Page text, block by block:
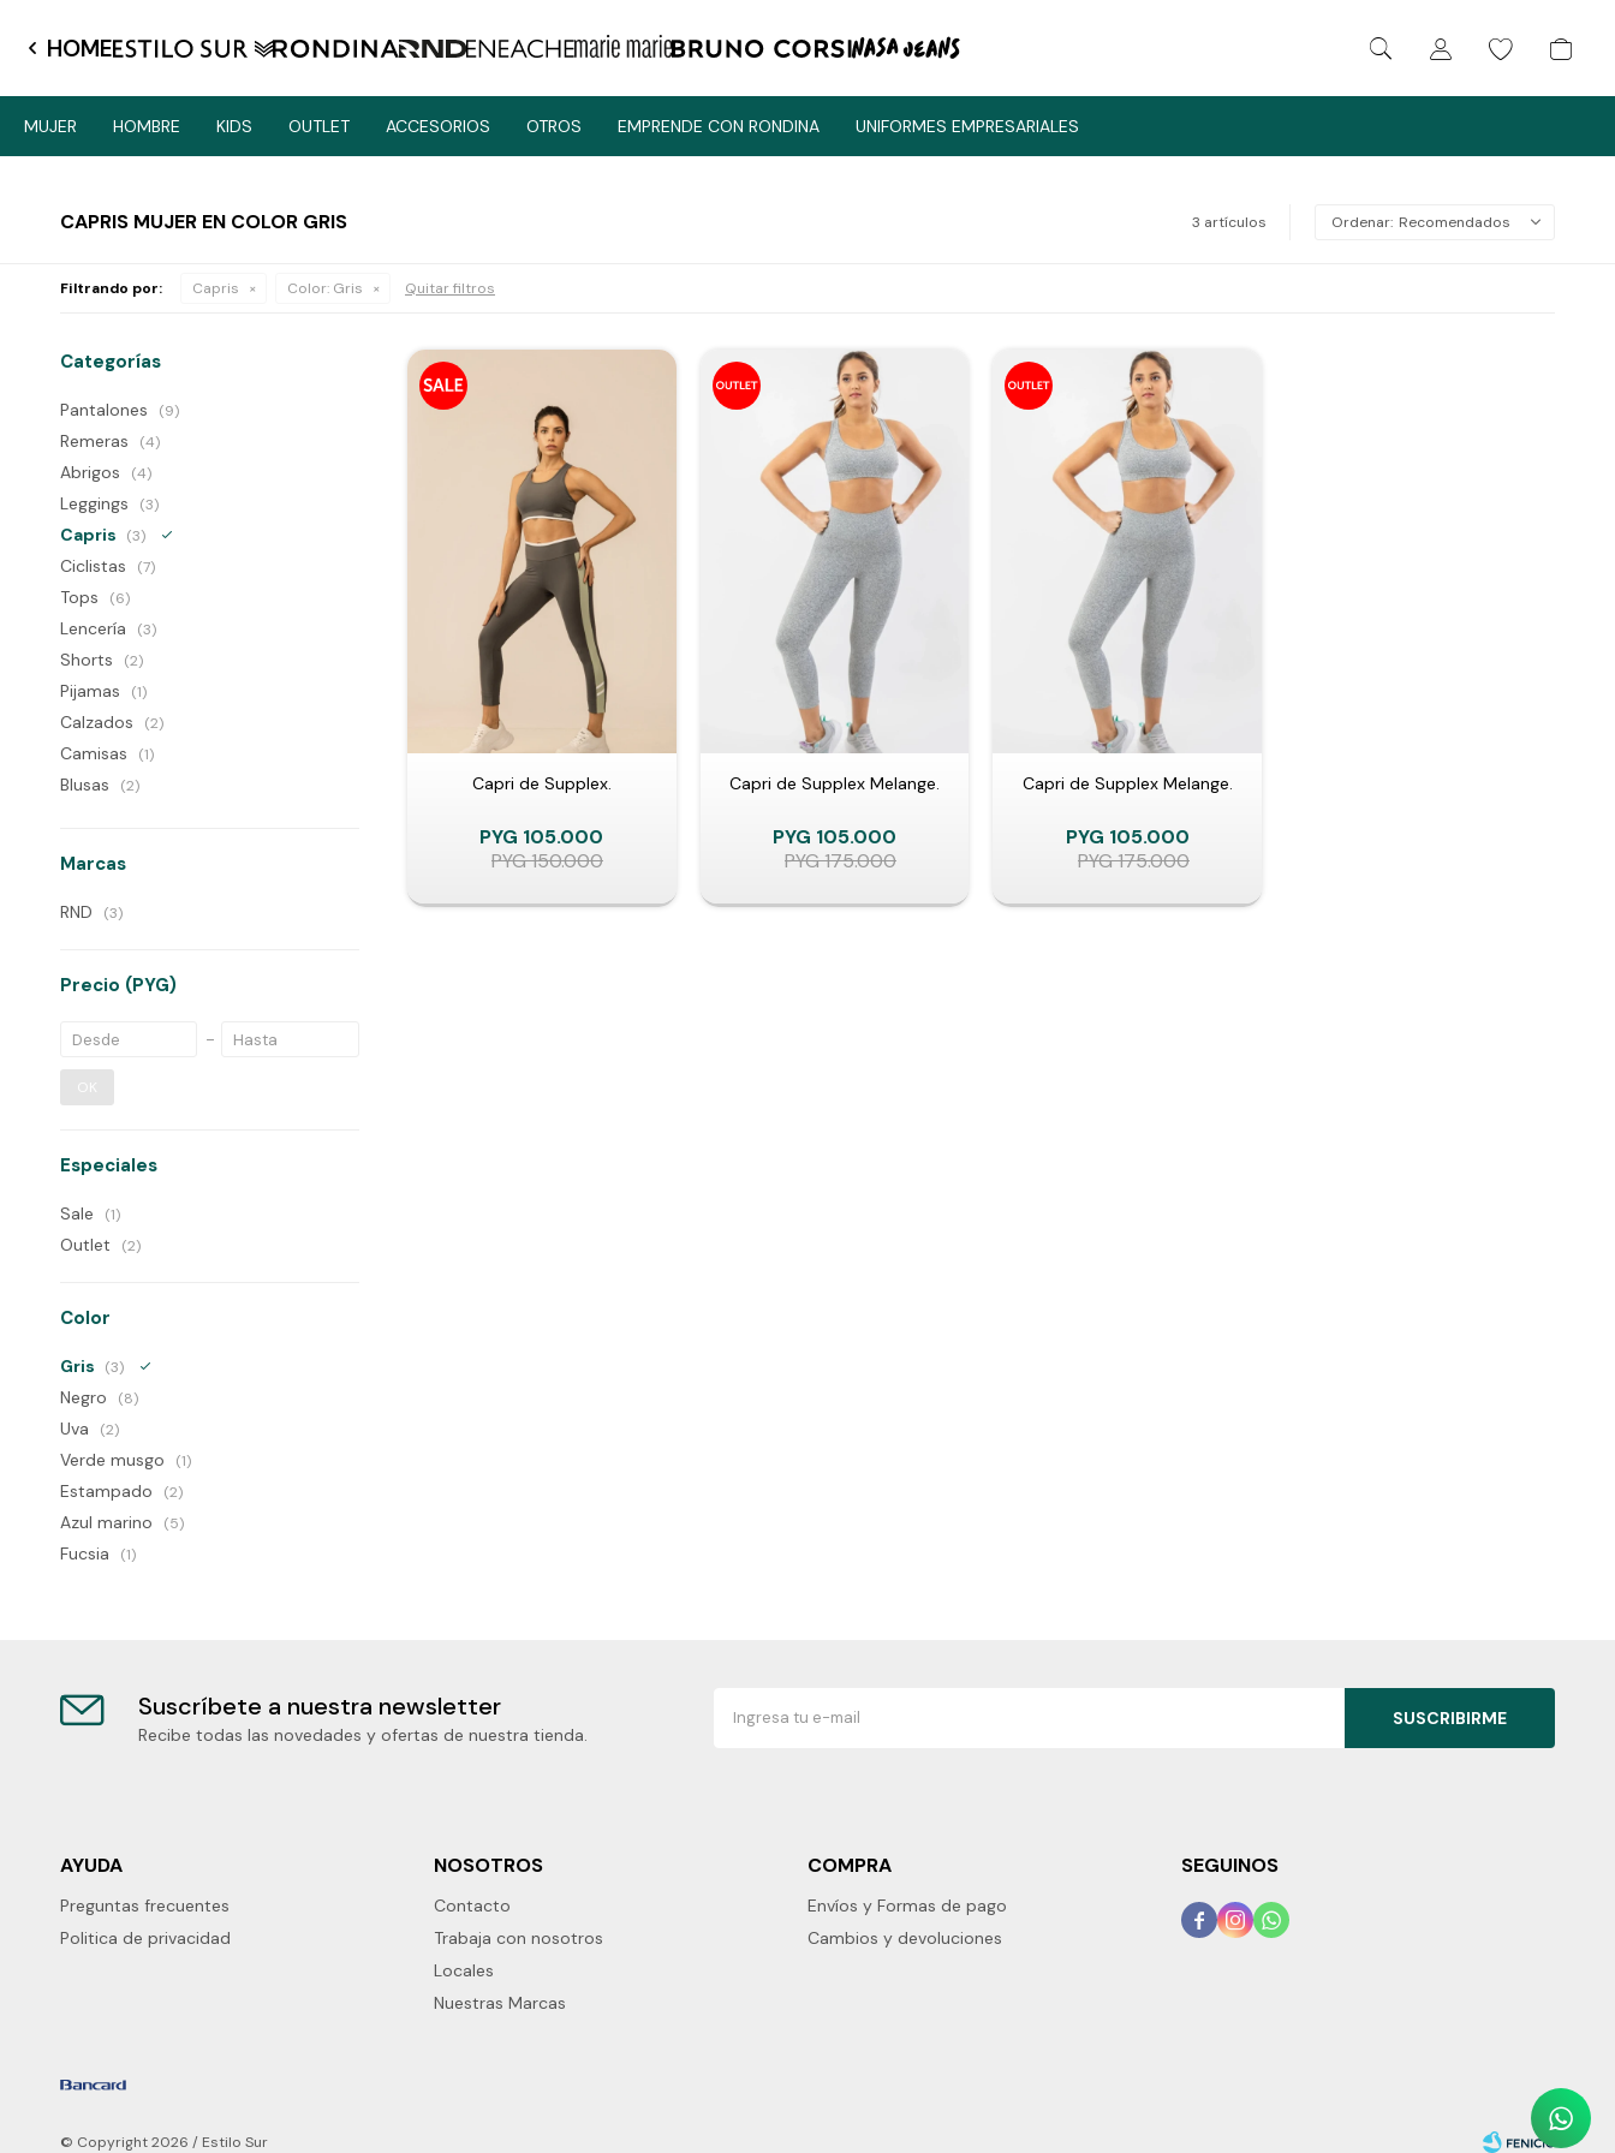
HOME
MUJER HOMBRE KIDS OUTLET ACCESORIOS OTROS EMPRENDE CON RONDINA UNIFORMES EMPRESARIALES
CAPRIS MUJER EN COLOR GRIS 3 artículos Recomendados
Filtrando por: Capris Color: Gris Quitar filtros
Capri de Supplex.
PYG 105.000
PYG150.000
Capri de Supplex Melange.
PYG 105.000
PYG175.000
Capri de Supplex Melange.
PYG 105.000
PYG175.000
Categorías
Pantalones (9)
Remeras (4)
Abrigos (4)
Leggings (3)
Capris (3)
Ciclistas (7)
Tops (6)
Lencería (3)
Shorts (2)
Pijamas (1)
Calzados (2)
Camisas (1)
Blusas (2)
Marcas
RND (3)
Precio (PYG)
OK
Especiales
Sale (1)
Outlet (2)
Color
Gris (3)
Negro (8)
Uva (2)
Verde musgo (1)
Estampado (2)
Azul marino (5)
Fucsia (1)
Suscríbete a nuestra newsletter
Recibe todas las novedades y ofertas de nuestra tienda.
SUSCRIBIRME
AYUDA
Preguntas frecuentes
Politica de privacidad
NOSOTROS
Contacto
Trabaja con nosotros
Locales
Nuestras Marcas
COMPRA
Envíos y Formas de pago
Cambios y devoluciones
SEGUINOS
  
© Copyright 2026 / Estilo Sur